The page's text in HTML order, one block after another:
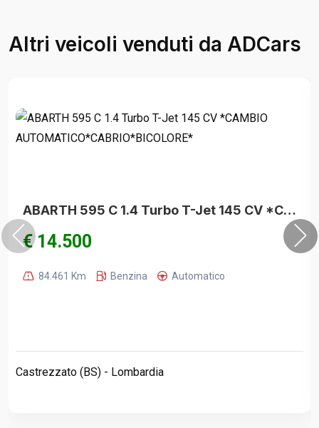
Altri veicoli venduti da ADCars
ABARTH 595 C 1.4 Turbo T-Jet 145 CV *CAMBIO AUTOMATICO*CABRIO*BICOLORE*
€ 14.500
84.461 Km Benzina Automatico
Castrezzato (BS) - Lombardia